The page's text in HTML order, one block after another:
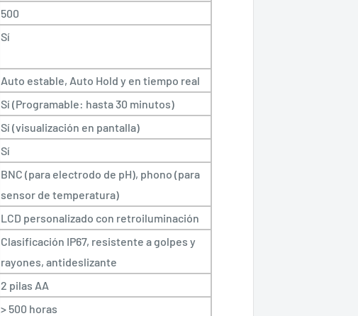
500
Sí
Auto estable, Auto Hold y en tiempo real
Sí (Programable: hasta 30 minutos)
Sí (visualización en pantalla)
Sí
BNC (para electrodo de pH), phono (para
sensor de temperatura)
LCD personalizado con retroiluminación
Clasificación IP67, resistente a golpes y
rayones, antideslizante
2 pilas AA
> 500 horas